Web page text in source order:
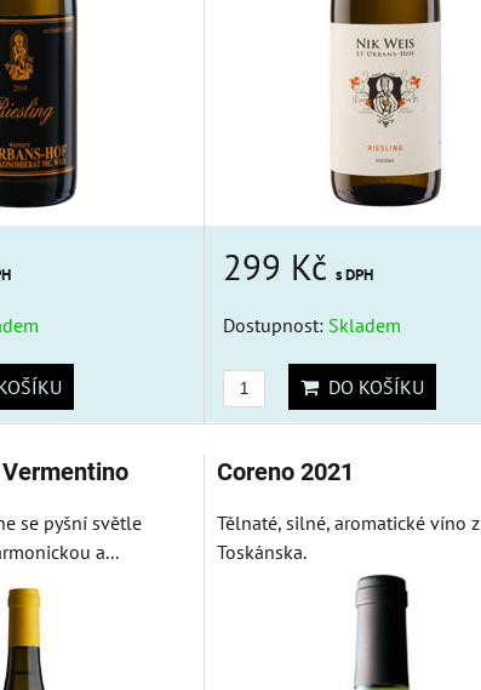
299 Kč s DPH
Dostupnost: Skladem
DO KOŠÍKU
Vermentino
se pyšní světle
a...
Coreno 2021
Tělnaté, silné, aromatické víno z
Toskánska.